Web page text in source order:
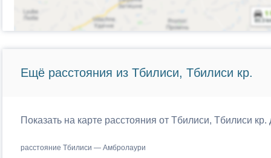
Ещё расстояния из Тбилиси, Тбилиси кр.
Показать на карте расстояния от Тбилиси, Тбилиси
расстояние Тбилиси — Амбролаури